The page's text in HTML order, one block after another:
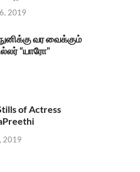
2019
வர வைக்கும்
“யாரோ”
of Actress
2019